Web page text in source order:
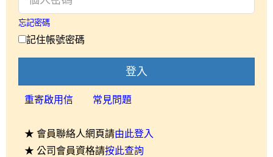
忘記密碼
記住帳號密碼
登入
重寄啟用信 常見問題
★ 會員聯絡人網頁請由此登入
★ 公司會員資格請按此查詢